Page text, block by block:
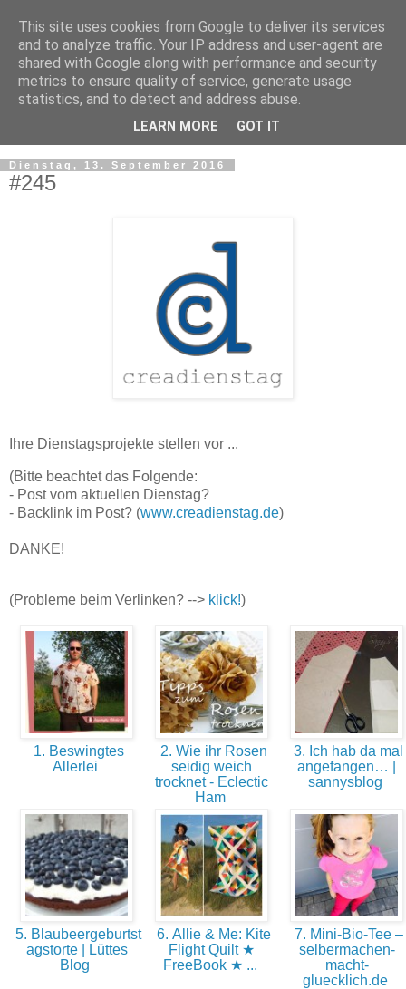
Dienstag, 13. September 2016
#245
Ihre Dienstagsprojekte stellen vor ...
(Bitte beachtet das Folgende:
- Post vom aktuellen Dienstag?
- Backlink im Post? (www.creadienstag.de)
DANKE!
(Probleme beim Verlinken? --> klick!)
1. Beswingtes
Allerlei
2. Wie ihr Rosen
seidig weich
trocknet - Eclectic
Ham
3. Ich hab da mal
angefangen… |
sannysblog
5. Blaubeergeburtst
agstorte | Lüttes
Blog
6. Allie & Me: Kite
Flight Quilt ★
FreeBook ★ ...
7. Mini-Bio-Tee –
selbermachen-
macht-
gluecklich.de
This site uses cookies from Google to deliver its services
and to analyze traffic. Your IP address and user-agent are
shared with Google along with performance and security
metrics to ensure quality of service, generate usage
statistics, and to detect and address abuse.
LEARN MORE GOT IT